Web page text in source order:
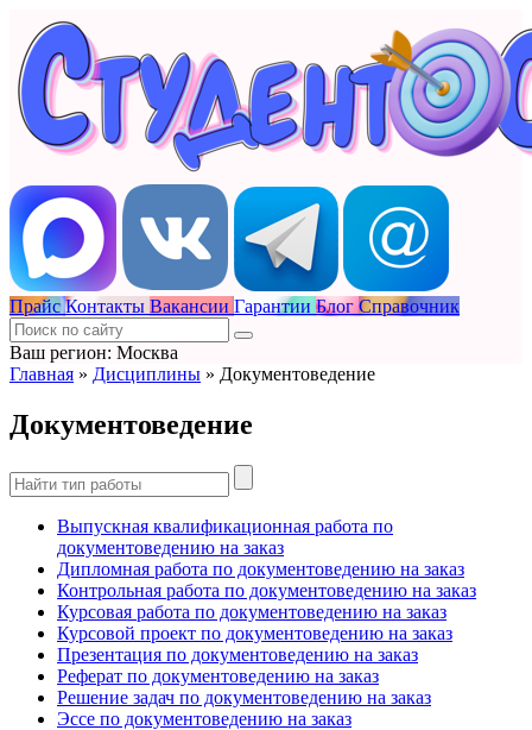
Прайс Контакты Вакансии Гарантии Блог Справочник
Ваш регион: Москва
Главная » Дисциплины » Документоведение
Документоведение
Выпускная квалификационная работа по
документоведению на заказ
Дипломная работа по документоведению на заказ
Контрольная работа по документоведению на заказ
Курсовая работа по документоведению на заказ
Курсовой проект по документоведению на заказ
Презентация по документоведению на заказ
Реферат по документоведению на заказ
Решение задач по документоведению на заказ
Эссе по документоведению на заказ